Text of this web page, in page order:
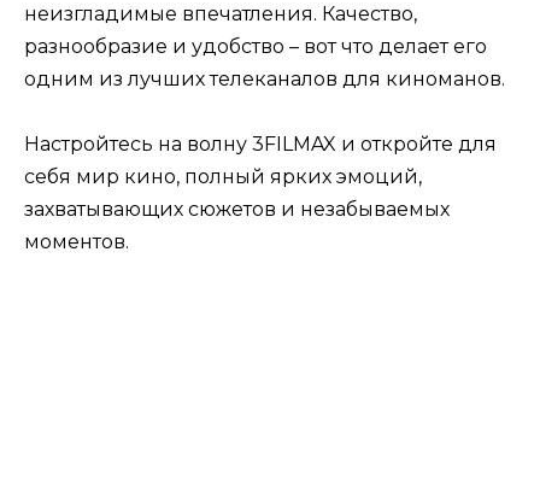
неизгладимые впечатления. Качество,
разнообразие и удобство – вот что делает его
одним из лучших телеканалов для киноманов.
Настройтесь на волну 3FILMAX и откройте для
себя мир кино, полный ярких эмоций,
захватывающих сюжетов и незабываемых
моментов.